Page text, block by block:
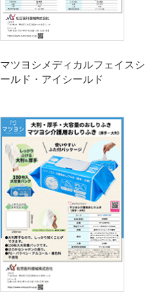
マツヨシメディカルフェイスシ
ールド・アイシールド